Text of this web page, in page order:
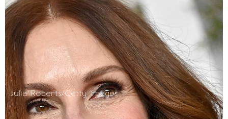
Julia Roberts/Getty Images